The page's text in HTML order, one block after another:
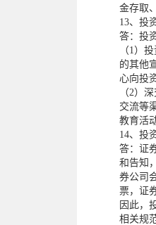
金存取
13、投
答：投
（1）
的其他
心向投
（2）
交流等
教育活
14、投
答：证
和告知
券公司
票，证
因此，
相关规